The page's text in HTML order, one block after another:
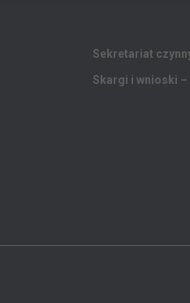
Sekretariat
Skargi i wnioski